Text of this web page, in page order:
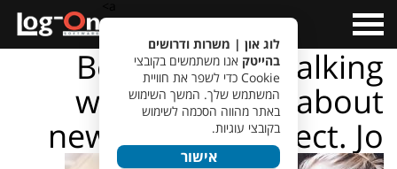
Menu
Bearded man talking
with colleague about
new startup project. Jo
לוג און | משרות ודרושים
בהייטק אנו משתמשים בקובצי
Cookie כדי לשפר את חוויית
המשתמש שלך. המשך השימוש
באתר מהווה הסכמה לשימוש
בקובצי עוגיות.
אישור